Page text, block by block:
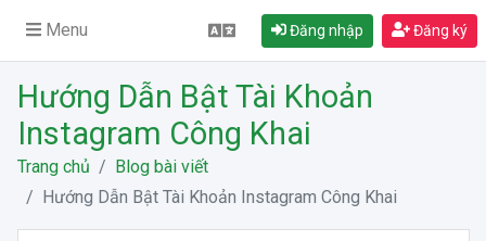
Menu Đăng nhập Đăng ký
Hướng Dẫn Bật Tài Khoản
Instagram Công Khai
Trang chủ
Blog bài viết
Hướng Dẫn Bật Tài Khoản Instagram Công Khai